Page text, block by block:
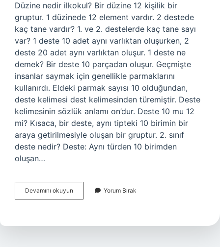
Düzine nedir ilkokul? Bir düzine 12 kişilik bir
gruptur. 1 düzinede 12 element vardır. 2 destede
kaç tane vardır? 1. ve 2. destelerde kaç tane sayı
var? 1 deste 10 adet aynı varlıktan oluşurken, 2
deste 20 adet aynı varlıktan oluşur. 1 deste ne
demek? Bir deste 10 parçadan oluşur. Geçmişte
insanlar saymak için genellikle parmaklarını
kullanırdı. Eldeki parmak sayısı 10 olduğundan,
deste kelimesi dest kelimesinden türemiştir. Deste
kelimesinin sözlük anlamı on’dur. Deste 10 mu 12
mi? Kısaca, bir deste, aynı tipteki 10 birimin bir
araya getirilmesiyle oluşan bir gruptur. 2. sınıf
deste nedir? Deste: Aynı türden 10 birimden
oluşan…
Devamını okuyun
Nedir
Yorum Bırak